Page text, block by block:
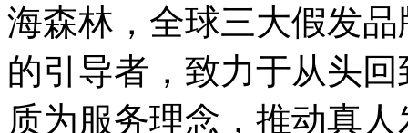
海森林，全球三大假发
的引导者，致力于从头
质为服务理念，推动真